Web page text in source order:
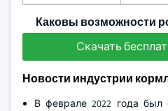
Каковы возможности
Скачать
Новости индустрии
В феврале 2022 года